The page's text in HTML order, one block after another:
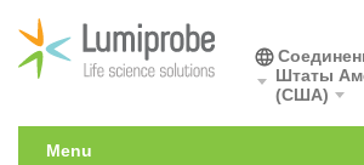
Штаты
(США)
Menu